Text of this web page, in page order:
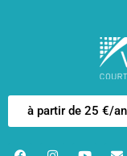
à partir de 25 €/an